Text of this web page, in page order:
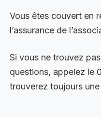
Vous êtes couvert en
l’assurance de
Si vous ne trouvez
questions, appelez le
trouverez toujours